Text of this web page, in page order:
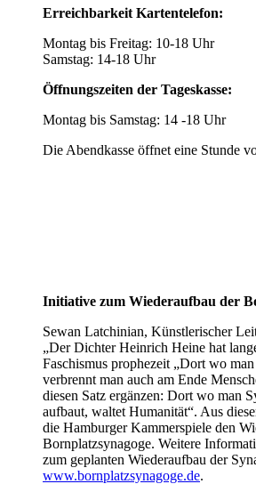
Erreichbarkeit Kartentelefon:
Montag bis Freitag: 10-18 Uhr
Samstag: 14-18 Uhr
Öffnungszeiten der Tageskasse:
Montag bis Samstag: 14 -18 Uhr
Die Abendkasse öffnet eine Stunde
Initiative zum Wiederaufbau der
Sewan Latchinian, Künstlerischer
„Der Dichter Heinrich Heine hat
Faschismus prophezeit „Dort wo
verbrennt man auch am Ende
diesen Satz ergänzen: Dort wo man
aufbaut, waltet Humanität“. Aus
die Hamburger Kammerspiele den
Bornplatzsynagoge. Weitere
zum geplanten Wiederaufbau der
www.bornplatzsynagoge.de.